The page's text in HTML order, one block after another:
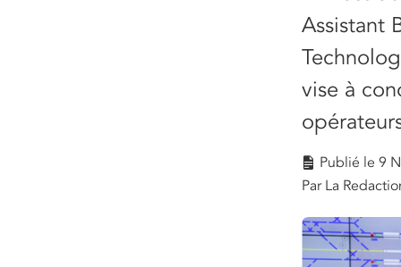
Assistant
vise à
Publié le9
Par La